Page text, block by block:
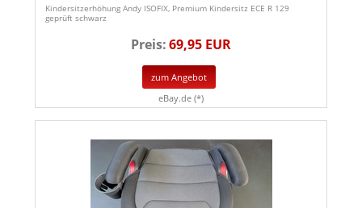
Kindersitzerhöhung Andy ISOFIX, Premium Kindersitz ECE R 129
geprüft schwarz
Preis:69,95 EUR
zum Angebot
eBay.de (*)